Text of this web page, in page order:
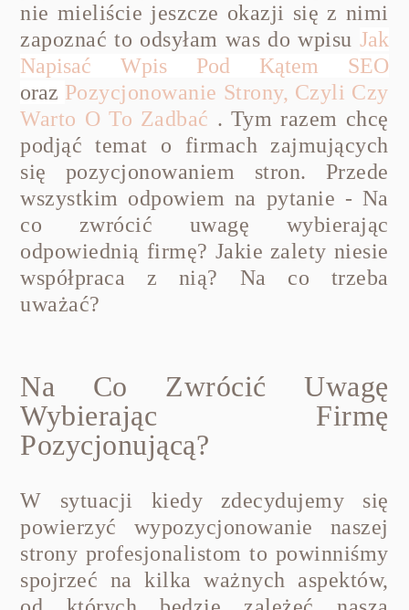
nie mieliście jeszcze okazji się z nimi
zapoznać to odsyłam was do wpisu Jak
Napisać Wpis Pod Kątem SEO
oraz Pozycjonowanie Strony, Czyli Czy
Warto O To Zadbać . Tym razem chcę
podjąć temat o firmach zajmujących
się pozycjonowaniem stron. Przede
wszystkim odpowiem na pytanie - Na
co zwrócić uwagę wybierając
odpowiednią firmę? Jakie zalety niesie
współpraca z nią? Na co trzeba
uważać?
Na Co Zwrócić Uwagę
Wybierając Firmę
Pozycjonującą?
W sytuacji kiedy zdecydujemy się
powierzyć wypozycjonowanie naszej
strony profesjonalistom to powinniśmy
spojrzeć na kilka ważnych aspektów,